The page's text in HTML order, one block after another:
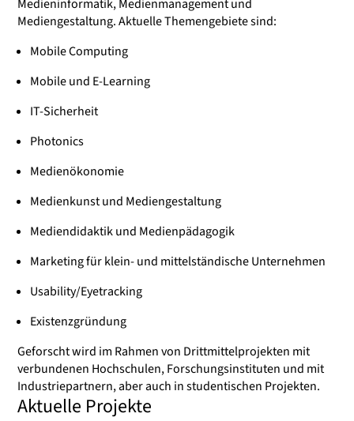
Medieninformatik, Medienmanagement und
Mediengestaltung. Aktuelle Themengebiete sind:
Mobile Computing
Mobile und E-Learning
IT-Sicherheit
Photonics
Medienökonomie
Medienkunst und Mediengestaltung
Mediendidaktik und Medienpädagogik
Marketing für klein- und mittelständische Unternehmen
Usability/Eyetracking
Existenzgründung
Geforscht wird im Rahmen von Drittmittelprojekten mit
verbundenen Hochschulen, Forschungsinstituten und mit
Industriepartnern, aber auch in studentischen Projekten.
Aktuelle Projekte